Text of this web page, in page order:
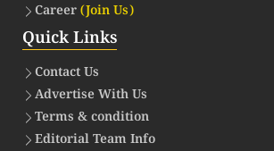
Career(Join Us)
Quick Links
Contact Us
Advertise With Us
Terms & condition
Editorial Team Info